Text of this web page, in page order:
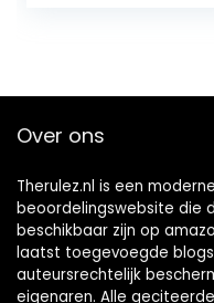
Over ons
Therulez.nl is een
beoordelingswebsite die
beschikbaar zijn op
laatst toegevoegde
auteursrechtelijk
eigenaren. Alle